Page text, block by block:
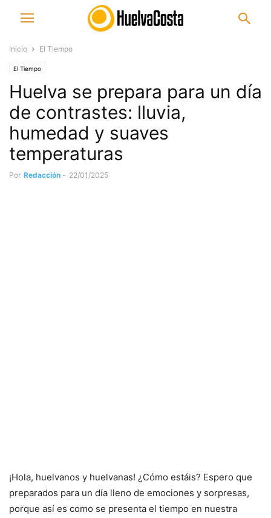
Inicio El Tiempo
El Tiempo
Huelva se prepara para un día
de contrastes: lluvia,
humedad y suaves
temperaturas
Por Redacción - 22/01/2025
¡Hola, huelvanos y huelvanas! ¿Cómo estáis? Espero que
preparados para un día lleno de emociones y sorpresas,
porque así es como se presenta el tiempo en nuestra